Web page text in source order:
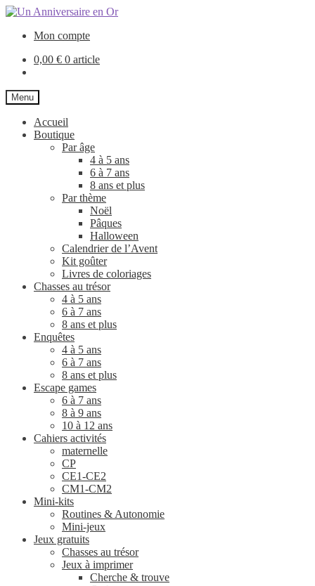
Aller
Aller
contenuMon compte
0,00 € 0 article
Menu
Accueil
Boutique
Par âge
4 à 5 ans
6 à 7 ans
8 ans et plus
Par thème
Noël
Pâques
Halloween
Calendrier de l’Avent
Kit goûter
Livres de coloriages
Chasses au trésor
4 à 5 ans
6 à 7 ans
8 ans et plus
Enquêtes
4 à 5 ans
6 à 7 ans
8 ans et plus
Escape games
6 à 7 ans
8 à 9 ans
10 à 12 ans
Cahiers activités
maternelle
CP
CE1-CE2
CM1-CM2
Mini-kits
Routines & Autonomie
Mini-jeux
Jeux gratuits
Chasses au trésor
Jeux à imprimer
Cherche & trouve